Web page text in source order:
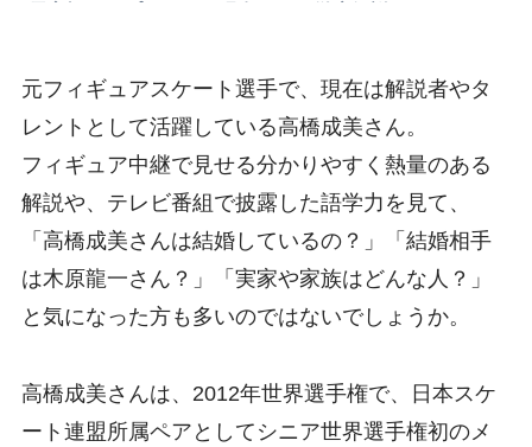
元フィギュアスケート選手で、現在は解説者やタ
レントとして活躍している高橋成美さん。
フィギュア中継で見せる分かりやすく熱量のある
解説や、テレビ番組で披露した語学力を見て、
「高橋成美さんは結婚しているの？」「結婚相手
は木原龍一さん？」「実家や家族はどんな人？」
と気になった方も多いのではないでしょうか。
高橋成美さんは、2012年世界選手権で、日本スケ
ート連盟所属ペアとしてシニア世界選手権初のメ